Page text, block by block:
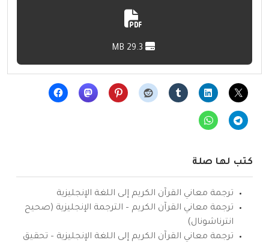
كتب لها صلة
ترجمة معاني القرآن الكريم إلى اللغة الإنجليزية
ترجمة معاني القرآن الكريم – الترجمة الإنجليزية (صحيح
انترناشونال)
ترجمة معاني القرآن الكريم إلى اللغة الإنجليزية – تحقيق